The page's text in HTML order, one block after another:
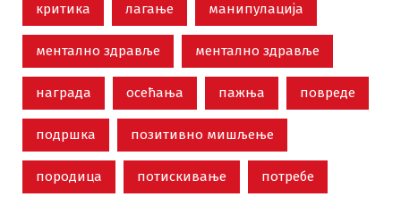
критика лагање манипулација
ментално здравље ментално здравље
награда осећања пажња повреде
подршка позитивно мишљење
породица потискивање потребе